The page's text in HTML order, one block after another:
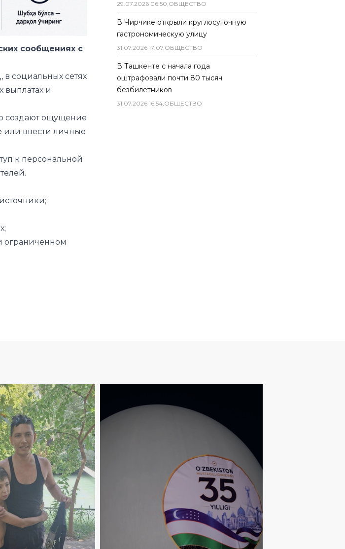
сообщениях с
выплатах и
создают ощущение
или ввести личные
к персональной
ограниченном
29.07.2026 06:50,ОБЩЕСТВО
В Чирчике открыли круглосуточную
гастрономическую улицу
31.07.2026 17:07,ОБЩЕСТВО
В Ташкенте с начала года
оштрафовали почти 80 тысяч
безбилетников
31.07.2026 16:54,ОБЩЕСТВО